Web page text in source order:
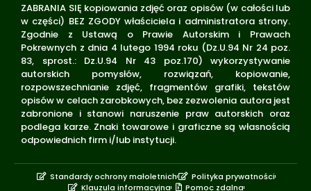
ZABRANIA SIĘ kopiowania zdjęć oraz opisów (w całości lub
w części) BEZ ZGODY właściciela i administratora strony.
Zgodnie z Ustawą o Prawie Autorskim i Prawach
Pokrewnych z dnia 4 lutego 1994 roku (Dz.U.94 Nr 24 poz.
83, sprost.: Dz.U.94 Nr 43 poz.170) wykorzystywanie
autorskich pomysłów, rozwiązań, kopiowanie,
rozpowszechnianie zdjęć, fragmentów grafiki, tekstów
opisów w celach zarobkowych, bez zezwolenia autora jest
zabronione i stanowi naruszenie praw autorskich oraz
podlega karze. Znaki towarowe i graficzne są własnością
odpowiednich firm i/lub instytucji.
Standardy ochrony małoletnich
Polityka prywatności
Klauzula informacyjna
Pomoc zdalna